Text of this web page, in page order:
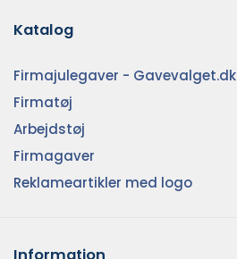
Katalog
Firmajulegaver - Gavevalget.dk
Firmatøj
Arbejdstøj
Firmagaver
Reklameartikler med logo
Information